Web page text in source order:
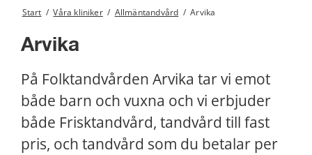
Start / Våra kliniker / Allmäntandvård / Arvika
Arvika
På Folktandvården Arvika tar vi emot
både barn och vuxna och vi erbjuder
både Frisktandvård, tandvård till fast
pris, och tandvård som du betalar per